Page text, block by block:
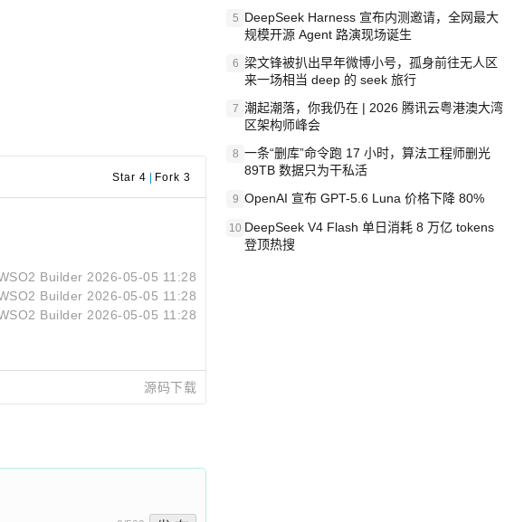
Star 4 Fork 3
Builder 2026-05-05 11:28
Builder 2026-05-05 11:28
Builder 2026-05-05 11:28
源码下载
5 DeepSeek Harness 宣布内测邀请，全网最大
规模开源 Agent 路演现场诞生
6 梁文锋被扒出早年微博小号，孤身前往无人区
来一场相当 deep 的 seek 旅行
7 潮起潮落，你我仍在 | 2026 腾讯云粤港澳大湾
区架构师峰会
8 一条“删库”命令跑 17 小时，算法工程师删光
89TB 数据只为干私活
9 OpenAI 宣布 GPT-5.6 Luna 价格下降 80%
10 DeepSeek V4 Flash 单日消耗 8 万亿 tokens
登顶热搜